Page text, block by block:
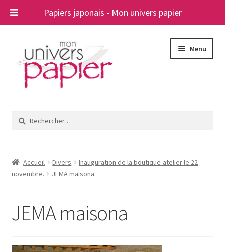
Papiers japonais - Mon univers papier
navigation
contenu
Menu
le
A propos
Rechercher :
Accueil Divers
Inauguration de la boutique-atelier le 22
novembre.
JEMA maisona
JEMA maisona